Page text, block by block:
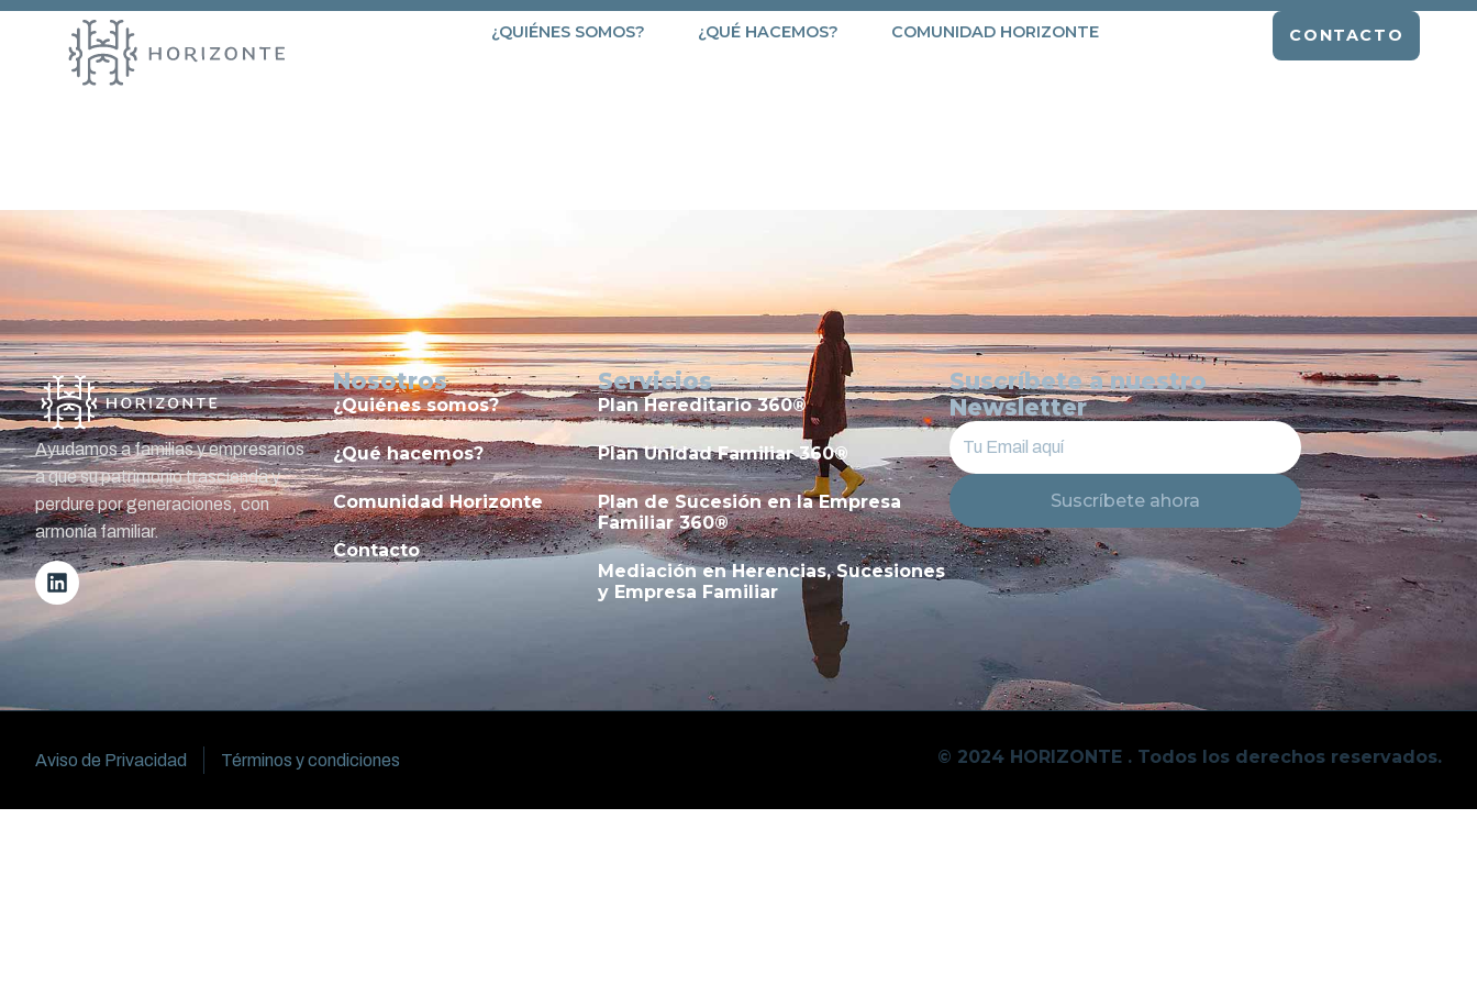
¿QUIÉNES SOMOS? ¿QUÉ HACEMOS? COMUNIDAD HORIZONTE CONTACTO
Ayudamos a familias y empresarios
a que su patrimonio trascienda y
perdure por generaciones, con
armonía familiar.
Nosotros
¿Quiénes somos?
¿Qué hacemos?
Comunidad Horizonte
Contacto
Servicios
Plan Hereditario 360®
Plan Unidad Familiar 360®
Plan de Sucesión en la Empresa
Familiar 360®
Mediación en Herencias, Sucesiones
y Empresa Familiar
Suscríbete a nuestro
Newsletter
Suscríbete ahora
Aviso de Privacidad Términos y condiciones © 2024 HORIZONTE . Todos los derechos reservados.